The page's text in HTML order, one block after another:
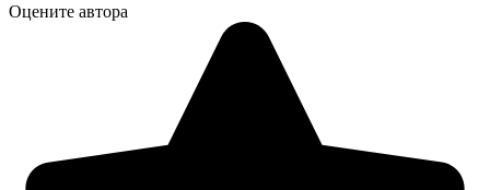
Оцените автора